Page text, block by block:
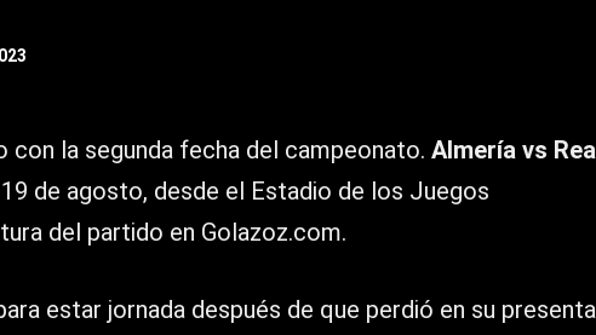
con la segunda fecha del campeonato. Almería vs
de agosto, desde el Estadio de los Juegos
del partido en Golazoz.com.
estar jornada después de que perdió en su